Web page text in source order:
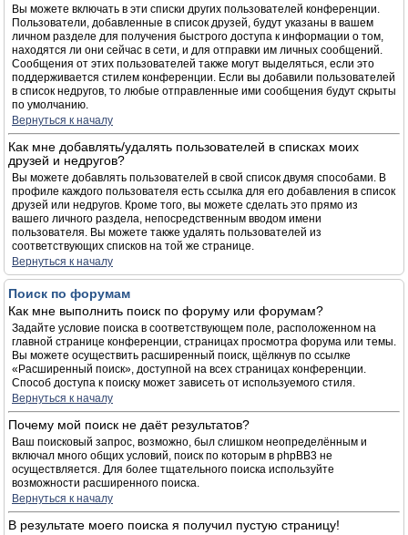
Вы можете включать в эти списки других пользователей конференции.
Пользователи, добавленные в список друзей, будут указаны в вашем
личном разделе для получения быстрого доступа к информации о том,
находятся ли они сейчас в сети, и для отправки им личных сообщений.
Сообщения от этих пользователей также могут выделяться, если это
поддерживается стилем конференции. Если вы добавили пользователей
в список недругов, то любые отправленные ими сообщения будут скрыты
по умолчанию.
Вернуться к началу
Как мне добавлять/удалять пользователей в списках моих
друзей и недругов?
Вы можете добавлять пользователей в свой список двумя способами. В
профиле каждого пользователя есть ссылка для его добавления в список
друзей или недругов. Кроме того, вы можете сделать это прямо из
вашего личного раздела, непосредственным вводом имени
пользователя. Вы можете также удалять пользователей из
соответствующих списков на той же странице.
Вернуться к началу
Поиск по форумам
Как мне выполнить поиск по форуму или форумам?
Задайте условие поиска в соответствующем поле, расположенном на
главной странице конференции, страницах просмотра форума или темы.
Вы можете осуществить расширенный поиск, щёлкнув по ссылке
«Расширенный поиск», доступной на всех страницах конференции.
Способ доступа к поиску может зависеть от используемого стиля.
Вернуться к началу
Почему мой поиск не даёт результатов?
Ваш поисковый запрос, возможно, был слишком неопределённым и
включал много общих условий, поиск по которым в phpBB3 не
осуществляется. Для более тщательного поиска используйте
возможности расширенного поиска.
Вернуться к началу
В результате моего поиска я получил пустую страницу!